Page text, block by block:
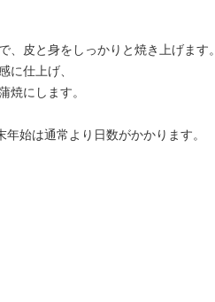
皮と身をしっかりと焼き上げます。
に仕上げ、
焼にします。
始は通常より日数がかかります。